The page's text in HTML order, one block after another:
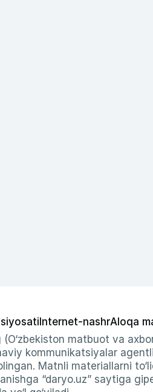
Internet-nashrAloqa
matbuot va
kommunikatsiyalar
Matnli materiallarni
“daryo.uz” saytiga